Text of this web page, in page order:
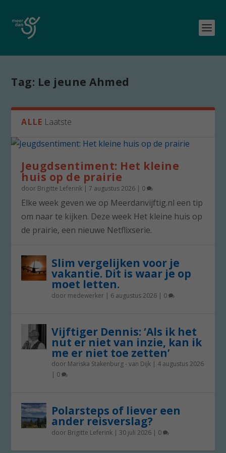
Tag: Le jeune Ahmed
ALLE Laatste
Jeugdsentiment: Het kleine
huis op de prairie
door Brigitte Leferink |7 augustus 2026 | 0
Elke week geven we op Meerdanvijftig.nl een tip
om naar te kijken. Deze week Het kleine huis op
de prairie, een nieuwe Netflixserie.
Slim vergelijken voor je
vakantie. Dit is waar je op
moet letten.
door medewerker | 6 augustus 2026 | 0
Vijftiger Dennis: ‘Als ik het
nut er niet van inzie, kan ik
me er niet toe zetten’
door Mariska Stakenburg - van Dijk | 4 augustus 2026
| 0
Polarsteps of liever een
ander reisverslag?
door Brigitte Leferink | 30 juli 2026 | 0